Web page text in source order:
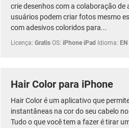
crie desenhos com a colaboração de
usuários podem criar fotos mesmo
com adesivos coloridos para...
Licença: Gratis OS: iPhone iPad Idioma: EN
Hair Color para iPhone
Hair Color é um aplicativo que
instantâneas na cor do seu cabelo
Tudo o que você tem a fazer é tirar